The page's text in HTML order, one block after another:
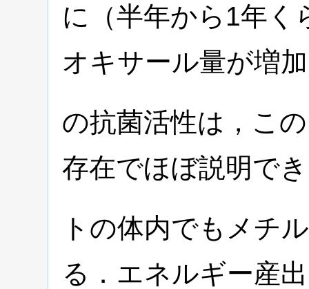
に（半年から1年く
オキサール量が増
の抗菌活性は，こ
存在でほぼ説明で
トの体内でもメチ
る．エネルギー産